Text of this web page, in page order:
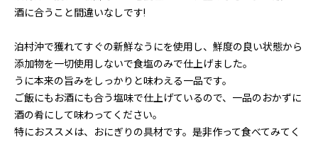
酒に合うこと間違いなしです!
泊村沖で獲れてすぐの新鮮なうにを使用し、鮮度の良い状態から
添加物を一切使用しないで食塩のみで仕上げました。
うに本来の旨みをしっかりと味わえる一品です。
ご飯にもお酒にも合う塩味で仕上げているので、一品のおかずに
酒の肴にして味わってください。
特におススメは、おにぎりの具材です。是非作って食べてみてく